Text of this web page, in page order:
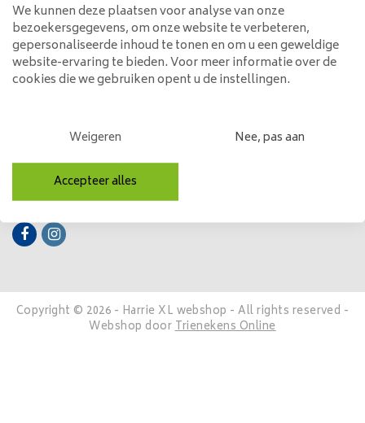
Geen producten gevonden!...
Klantenservice
Mijn account
Categorieën
Contactgegevens
Volg ons
Copyright © 2026 - Harrie XL webshop - All rights reserved -
Webshop doorTrienekens Online
We kunnen deze plaatsen voor analyse van onze
bezoekersgegevens, om onze website te verbeteren,
gepersonaliseerde inhoud te tonen en om u een geweldige
website-ervaring te bieden. Voor meer informatie over de
cookies die we gebruiken opent u de instellingen.
Weigeren Nee, pas aan
Accepteer alles